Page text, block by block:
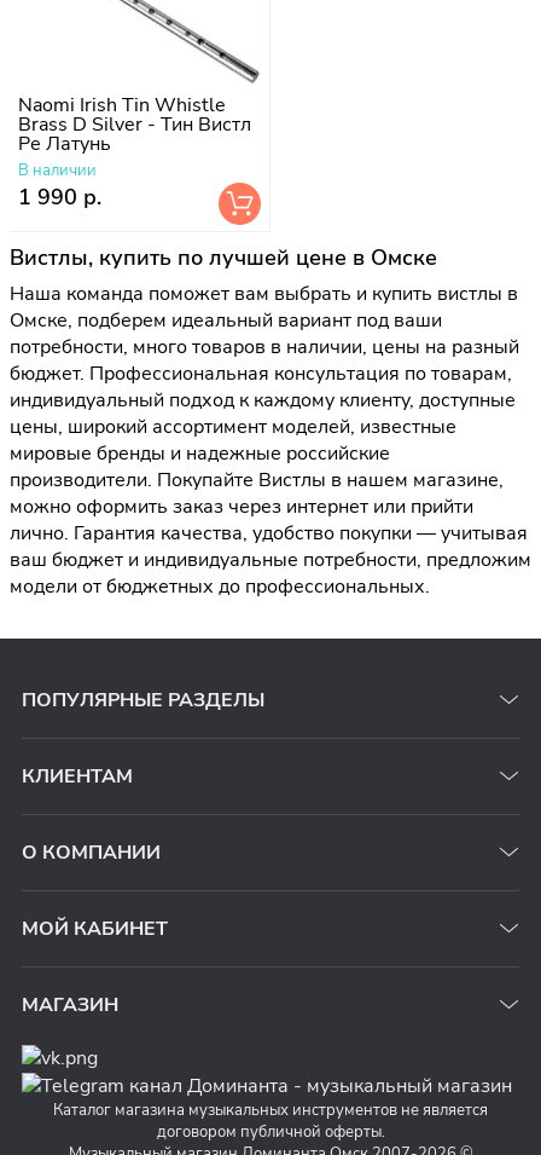
Naomi Irish Tin Whistle
Brass D Silver - Тин Вистл
Ре Латунь
В наличии
1 990 р.
Вистлы, купить по лучшей цене в Омске
Наша команда поможет вам выбрать и купить вистлы в
Омске, подберем идеальный вариант под ваши
потребности, много товаров в наличии, цены на разный
бюджет. Профессиональная консультация по товарам,
индивидуальный подход к каждому клиенту, доступные
цены, широкий ассортимент моделей, известные
мировые бренды и надежные российские
производители. Покупайте Вистлы в нашем магазине,
можно оформить заказ через интернет или прийти
лично. Гарантия качества, удобство покупки — учитывая
ваш бюджет и индивидуальные потребности, предложим
модели от бюджетных до профессиональных.
ПОПУЛЯРНЫЕ РАЗДЕЛЫ
КЛИЕНТАМ
О КОМПАНИИ
МОЙ КАБИНЕТ
МАГАЗИН
Каталог магазина музыкальных инструментов не является
договором публичной оферты.